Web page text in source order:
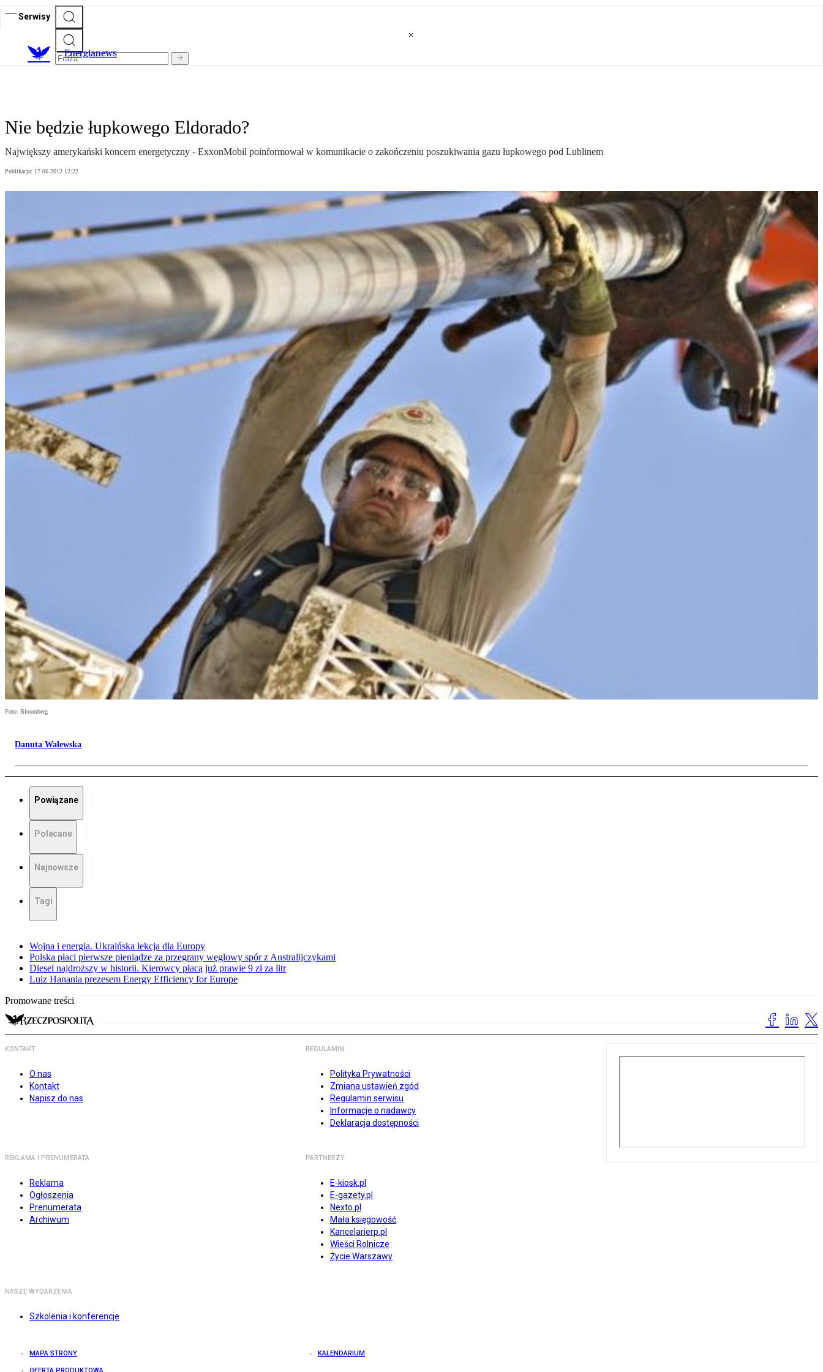
Serwisy
Energianews
Nie będzie łupkowego Eldorado?
Największy amerykański koncern energetyczny - ExxonMobil poinformował w komunikacie o zakończeniu poszukiwania gazu łupkowego pod Lublinem
Publikacja: 17.06.2012 12:22
Foto: Bloomberg
Danuta Walewska
Powiązane
Polecane
Najnowsze
Tagi
Wojna i energia. Ukraińska lekcja dla Europy
Polska płaci pierwsze pieniądze za przegrany węglowy spór z Australijczykami
Diesel najdroższy w historii. Kierowcy płacą już prawie 9 zł za litr
Luiz Hanania prezesem Energy Efficiency for Europe
Promowane treści
KONTAKT
O nas
Kontakt
Napisz do nas
REGULAMIN
Polityka Prywatności
Zmiana ustawień zgód
Regulamin serwisu
Informacje o nadawcy
Deklaracja dostępności
REKLAMA I PRENUMERATA
Reklama
Ogłoszenia
Prenumerata
Archiwum
PARTNERZY
E-kiosk.pl
E-gazety.pl
Nexto.pl
Mała księgowość
Kancelarierp.pl
Wieści Rolnicze
Życie Warszawy
NASZE WYDARZENIA
Szkolenia i konferencje
MAPA STRONY KALENDARIUM